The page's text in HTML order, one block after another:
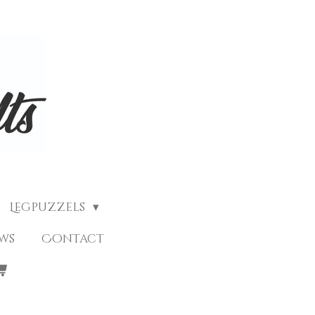
Legpuzzels
Contact